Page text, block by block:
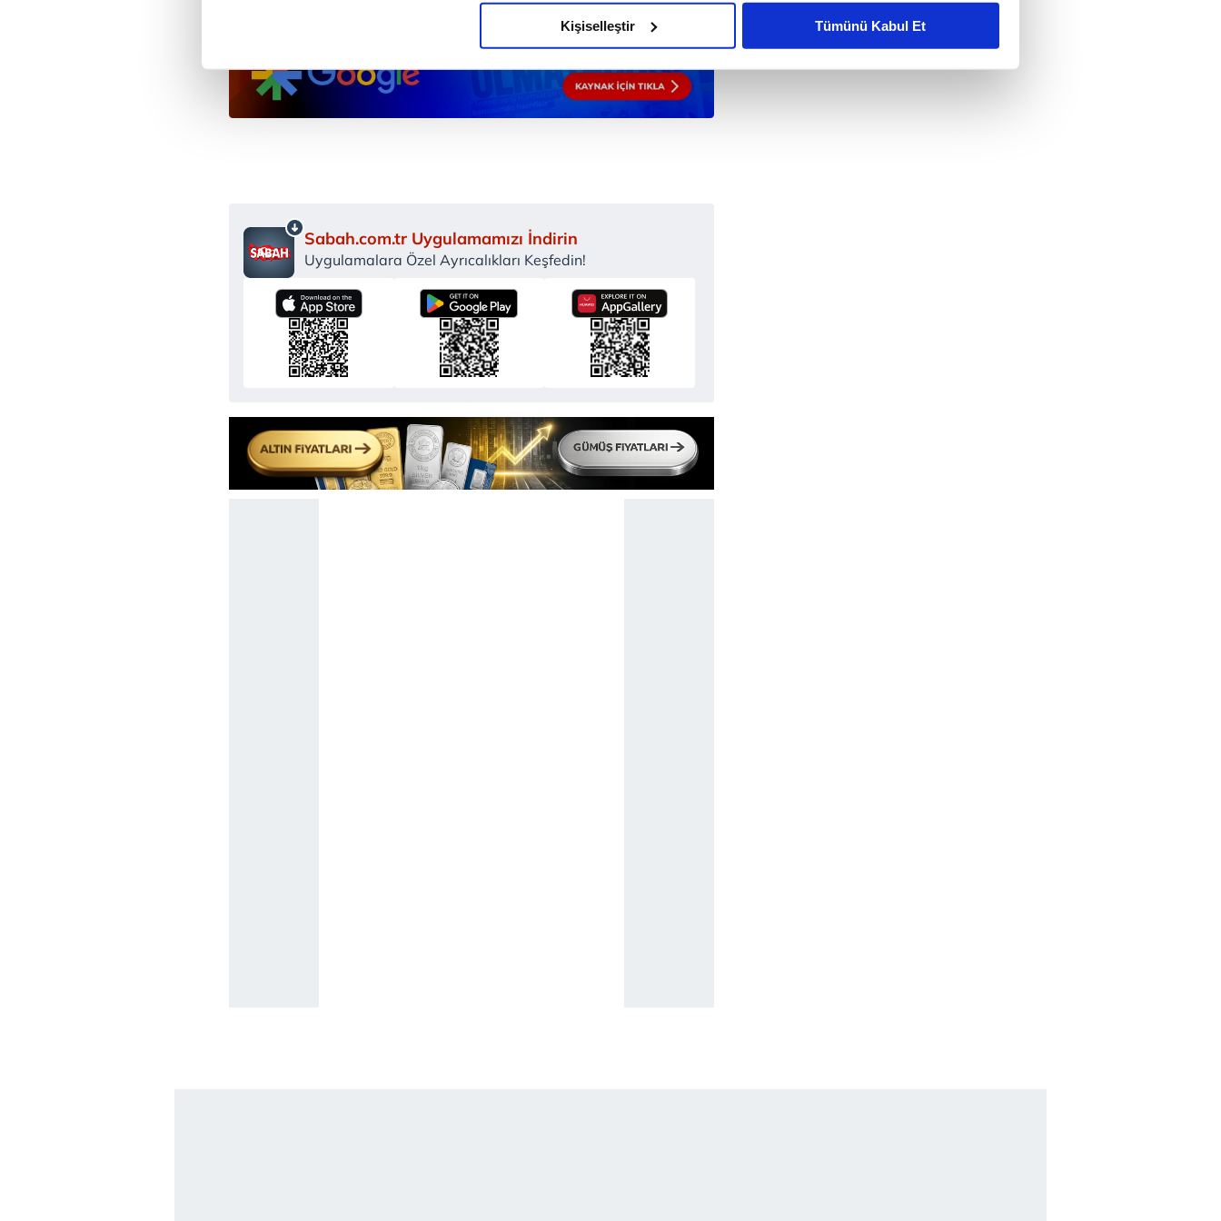
Sizlere daha iyi bir hizmet sunabilmek için İnternet Sitemizde kendimize ve üçüncü kişilere ait çerezler kullanılmaktadır. Bu
çerezler vasıtasıyla çeşitli kişisel verileriniz işlenmekte olup gerekli olan çerezler bilgi toplumu hizmetlerinin sunulması
butonuna tıklayabilir, Çerez Bilgilendirme Metnimiziziyaret edebilirsiniz.
6698 sayılı Kişisel Verilerin Korunması Kanunu uyarınca hazırlanmış Aydınlatma Metnimizi okumak ve sitemizde ilgili
mevzuata uygun olarak kullanılan çerezlerle ilgili bilgi almak için lütfentıklayınız
Kişiselleştir Tümünü Kabul Et
Sabah.com.tr Uygulamamızı İndirin
Uygulamalara Özel Ayrıcalıkları Keşfedin!